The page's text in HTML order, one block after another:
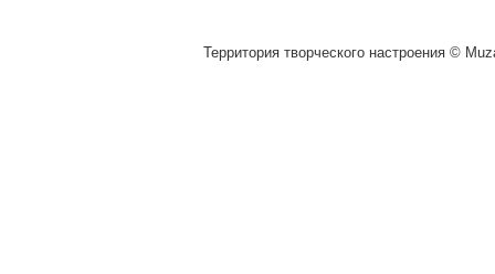
Территория творческого настроения ©